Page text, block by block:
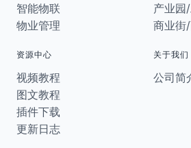
智能物联
物业管理
产业园
商业街
资源中心
视频教程
图文教程
插件下载
更新日志
关于我们
公司简